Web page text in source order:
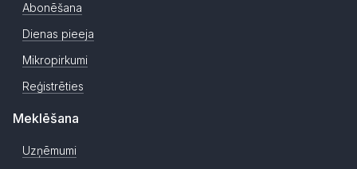
Abonēšana
Dienas pieeja
Mikropirkumi
Reģistrēties
Meklēšana
Uzņēmumi